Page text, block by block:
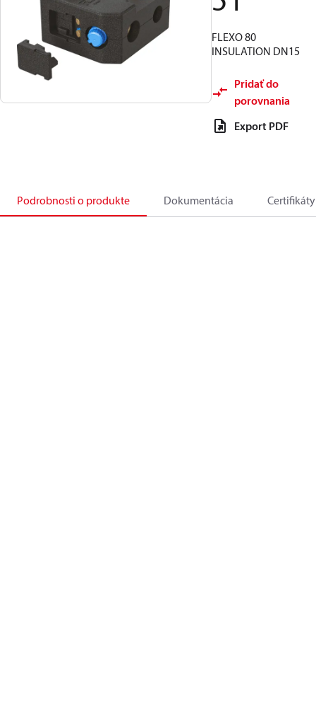
FLEXO 80
INSULATION DN15
Pridať do
porovnania
Export PDF
Podrobnosti o produkte Dokumentácia Certifikáty